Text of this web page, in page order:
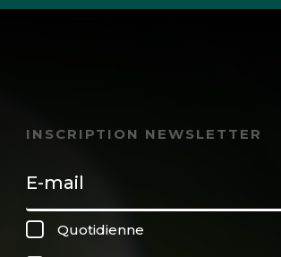
INSCRIPTION NEWSLETTER
Quotidienne